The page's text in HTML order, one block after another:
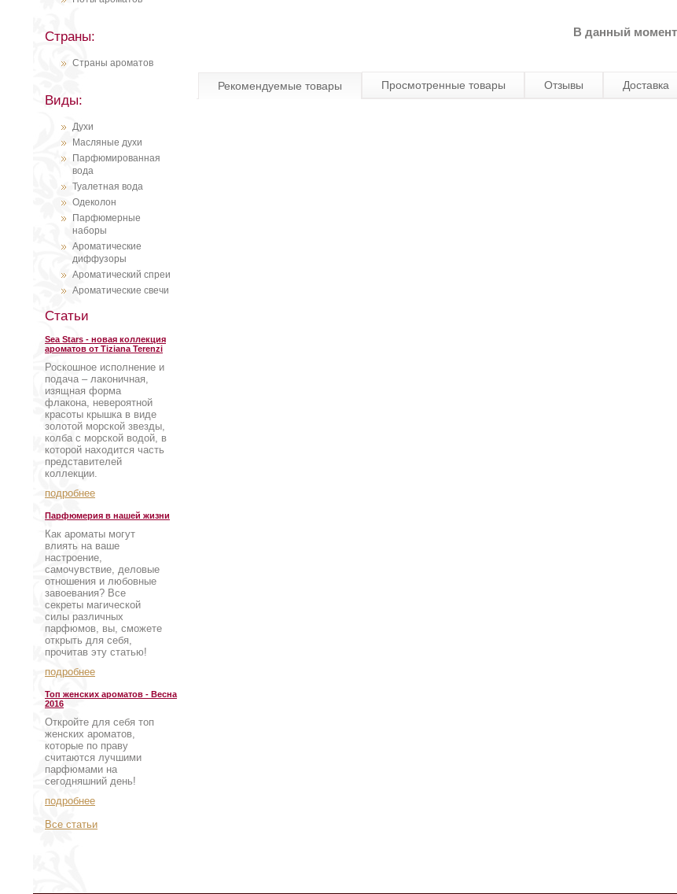
Страны:
Страны ароматов
Виды:
Духи
Масляные духи
Парфюмированная
вода
Туалетная вода
Одеколон
Парфюмерные
наборы
Ароматические
диффузоры
Ароматический спреи
Ароматические свечи
Статьи
Sea Stars - новая коллекция
ароматов от Tiziana Terenzi
Роскошное исполнение и
подача – лаконичная,
изящная форма
флакона, невероятной
красоты крышка в виде
золотой морской звезды,
колба с морской водой, в
которой находится часть
представителей
коллекции.
подробнее
Парфюмерия в нашей жизни
Как ароматы могут
влиять на ваше
настроение,
самочувствие, деловые
отношения и любовные
завоевания? Все
секреты магической
силы различных
парфюмов, вы, сможете
открыть для себя,
прочитав эту статью!
подробнее
Топ женских ароматов - Весна
2016
Откройте для себя топ
женских ароматов,
которые по праву
считаются лучшими
парфюмами на
сегодняшний день!
подробнее
Все статьи
В данный момент
Рекомендуемые товары Просмотренные товары Отзывы Доставка